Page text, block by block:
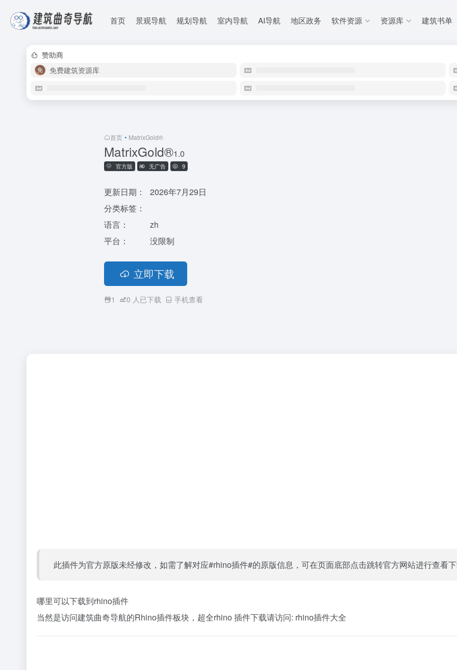
首页 景观导航 规划导航 室内导航 AI导航 地区政务 软件资源 资源库 建筑书单
赞助商
免费建筑资源库
首页 • MatrixGold®
MatrixGold®1.0
官方版 无广告 9
更新日期：
2026年7月29日
分类标签：
语言：
zh
平台：
没限制
立即下载
1 0 人已下载 手机查看
此插件为官方原版未经修改，如需了解对应#rhino插件#的原版信息，可在页面底部点击跳转官方网站进行查看
哪里可以下载到rhino插件
当然是访问建筑曲奇导航的Rhino插件板块，超全rhino 插件下载请访问: rhino插件大全